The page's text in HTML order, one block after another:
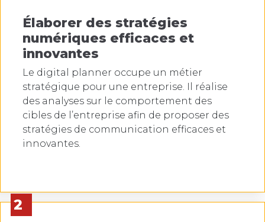
Élaborer des stratégies
numériques efficaces et
innovantes
Le digital planner occupe un métier
stratégique pour une entreprise. Il réalise
des analyses sur le comportement des
cibles de l’entreprise afin de proposer des
stratégies de communication efficaces et
innovantes.
2